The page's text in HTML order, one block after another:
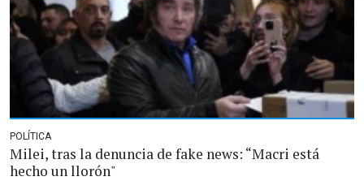
POLÍTICA
Milei, tras la denuncia de fake news: “Macri está
hecho un llorón"